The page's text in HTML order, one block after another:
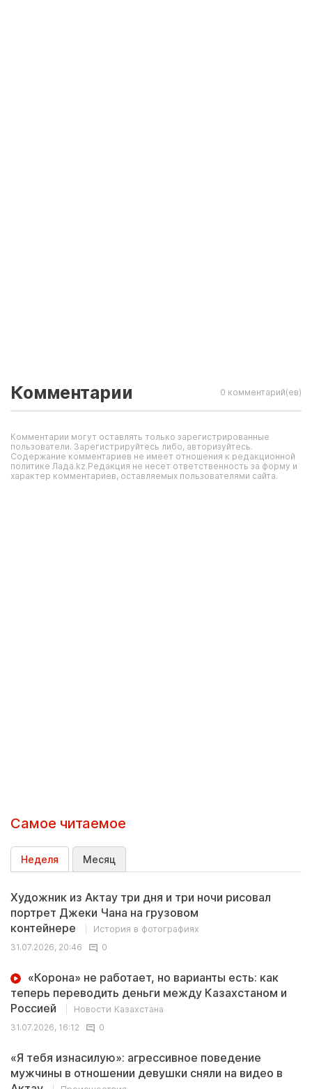
Комментарии 0 комментарий(ев)
Комментарии могут оставлять только зарегистрированные
пользователи. Зарегистрируйтесь либо, авторизуйтесь.
Содержание комментариев не имеет отношения к редакционной
политике Лада.kz.Редакция не несет ответственность за форму и
характер комментариев, оставляемых пользователями сайта.
Самое читаемое
Неделя Месяц
Художник из Актау три дня и три ночи рисовал
портрет Джеки Чана на грузовом
контейнере
История в фотографиях
31.07.2026, 20:46
0
«Корона» не работает, но варианты есть: как
теперь переводить деньги между Казахстаном и
Россией
Новости Казахстана
31.07.2026, 16:12
0
«Я тебя изнасилую»: агрессивное поведение
мужчины в отношении девушки сняли на видео в